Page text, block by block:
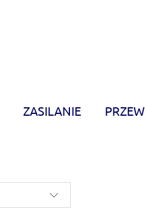
ZASILANIE